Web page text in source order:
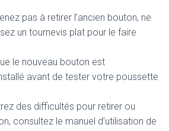
pas à retirer l’ancien bouton, ne
un tournevis plat pour le faire
le nouveau bouton est
avant de tester votre poussette
des difficultés pour retirer ou
consultez le manuel d’utilisation de